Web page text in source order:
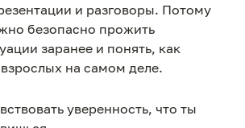
и разговоры. Потому
безопасно прожить
заранее и понять, как
на самом деле.
уверенность, что ты